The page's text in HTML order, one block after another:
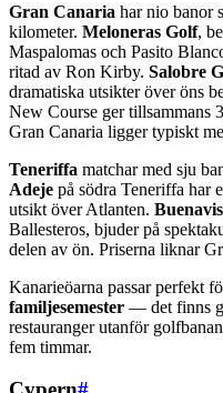
Gran Canaria har nio banor
kilometer. Meloneras Golf,
Maspalomas och Pasito
ritad av Ron Kirby. Salobre
dramatiska utsikter över öns
New Course ger tillsammans
Gran Canaria ligger typiskt
Teneriffa matchar med sju
Adeje på södra Teneriffa har
utsikt över Atlanten.
Ballesteros, bjuder på
delen av ön. Priserna liknar
Kanarieöarna passar perfekt
familjesemester — det finns
restauranger utanför
fem timmar.